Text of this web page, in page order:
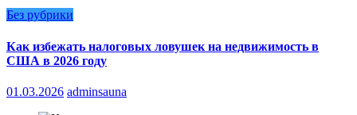
Без рубрики
Как избежать налоговых ловушек на недвижимость в
США в 2026 году
01.03.2026 adminsauna